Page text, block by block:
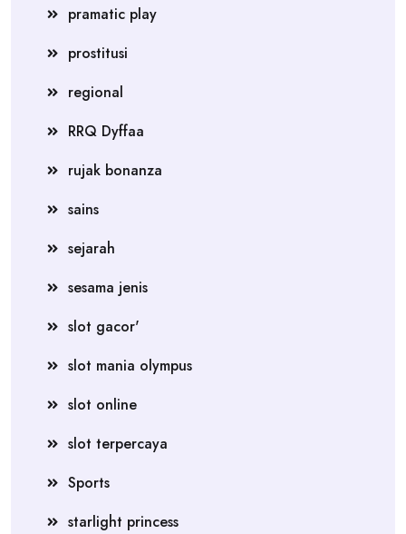
pramatic play
prostitusi
regional
RRQ Dyffaa
rujak bonanza
sains
sejarah
sesama jenis
slot gacor'
slot mania olympus
slot online
slot terpercaya
Sports
starlight princess